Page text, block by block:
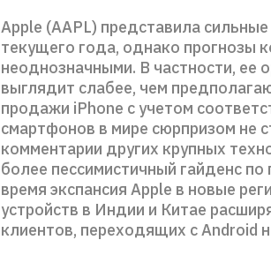
Apple (AAPL) представила
текущего года, однако прогнозы
неоднозначными. В частности, ее
выглядит слабее, чем
продажи iPhone с учетом
смартфонов в мире сюрпризом не
комментарии других крупных
более пессимистичный гайденс
время экспансия Apple в новые
устройств в Индии и Китае
клиентов, переходящих с Android